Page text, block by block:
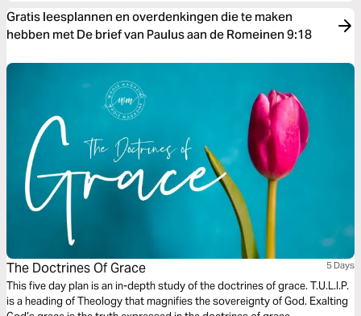
Gratis leesplannen en overdenkingen die te maken
hebben met De brief van Paulus aan de Romeinen 9:18
The Doctrines Of Grace 5 Days
This five day plan is an in-depth study of the doctrines of grace. T.U.L.I.P.
is a heading of Theology that magnifies the sovereignty of God. Exalting